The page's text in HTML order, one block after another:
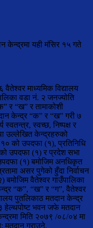
केन्द्रमा यही मंसिर १५ गते
माध्यमिक विद्यालय
वडा नं. २ जनज्योति
र “ख” र तामाकोशी
केन्द्र “क” र “ख” गरी ७
स्वतन्त्र, स्वच्छ, निष्पक्ष र
उल्लेखित केन्द्रहरुको
को उपदफा (१), प्रतिनिधि
उपदफा (१) र प्रदेश सभा
(१) बमोजिम अनधिकृत
असर पुगेको हुँदा निर्वाचन
वैतेश्वर गाउँपालिका
“क”, “ख” र “ग”, वैतेश्वर
पुतलिकाठ मतदान केन्द्र
हेल्थपोष्ट भवन जफे मतदान
मिति २०७९ /०८/०४ मा
मतदान गराउने,